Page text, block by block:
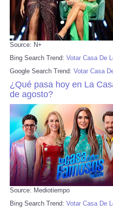
Source: N+
Bing Search Trend: Votar Casa De
Google Search Trend: Votar Casa
¿Qué pasa hoy en La
de agosto?
Source: Mediotiempo
Bing Search Trend: Votar Casa De